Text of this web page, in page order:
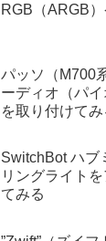
RGB（ARGB
パッソ（M700
ーディオ（パイ
を取り付けてみ
SwitchBot ハブ
リングライト
てみる